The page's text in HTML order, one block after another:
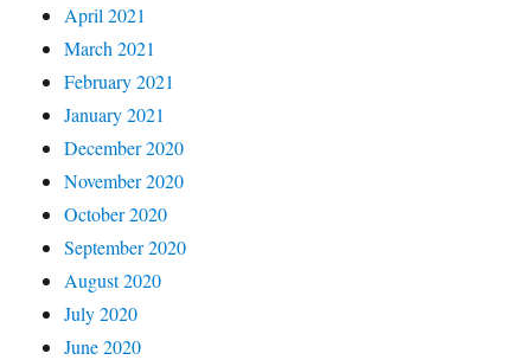
April 2021
March 2021
February 2021
January 2021
December 2020
November 2020
October 2020
September 2020
August 2020
July 2020
June 2020